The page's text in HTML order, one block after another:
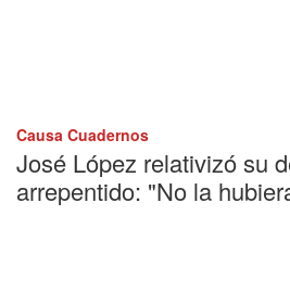
Causa Cuadernos
José López relativizó su
arrepentido: "No la